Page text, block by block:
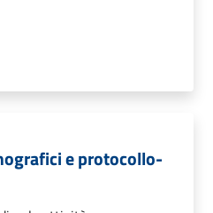
e protocollo-